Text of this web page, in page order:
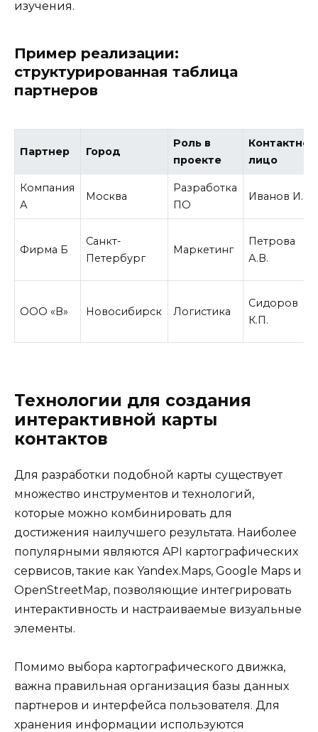
изучения.
Пример реализации:
структурированная таблица
партнеров
Партнер Город
Роль в
проекте
Контактное
лицо
Компания
А
Москва
Разработка
ПО
Иванов И.И.
Фирма Б
Санкт-
Петербург
Маркетинг
Петрова
А.В.
ООО «В» Новосибирск Логистика
Сидоров
К.П.
Технологии для создания
интерактивной карты
контактов
Для разработки подобной карты существует
множество инструментов и технологий,
которые можно комбинировать для
достижения наилучшего результата. Наиболее
популярными являются API картографических
сервисов, такие как Yandex.Maps, Google Maps и
OpenStreetMap, позволяющие интегрировать
интерактивность и настраиваемые визуальные
элементы.
Помимо выбора картографического движка,
важна правильная организация базы данных
партнеров и интерфейса пользователя. Для
хранения информации используются